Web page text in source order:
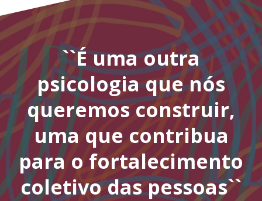
``É uma outra
psicologia que nós
queremos construir,
uma que contribua
para o fortalecimento
coletivo das pessoas``